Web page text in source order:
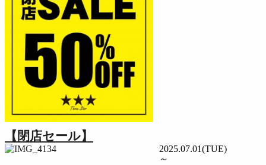
【閉店セール】
2025.07.01(TUE)
～